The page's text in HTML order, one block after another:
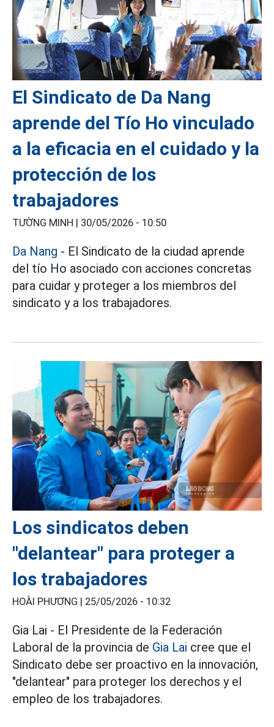
El Sindicato de Da Nang
aprende del Tío Ho vinculado
a la eficacia en el cuidado y la
protección de los
trabajadores
TƯỜNG MINH | 30/05/2026 - 10:50
Da Nang - El Sindicato de la ciudad aprende
del tío Ho asociado con acciones concretas
para cuidar y proteger a los miembros del
sindicato y a los trabajadores.
Los sindicatos deben
"delantear" para proteger a
los trabajadores
HOÀI PHƯƠNG | 25/05/2026 - 10:32
Gia Lai - El Presidente de la Federación
Laboral de la provincia de Gia Lai cree que el
Sindicato debe ser proactivo en la innovación,
"delantear" para proteger los derechos y el
empleo de los trabajadores.